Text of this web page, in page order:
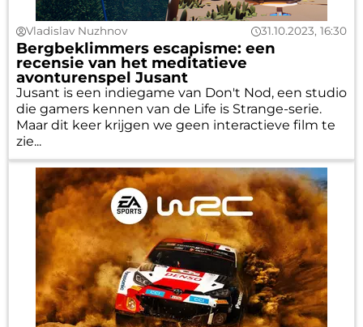
Vladislav Nuzhnov 31.10.2023, 16:30
Bergbeklimmers escapisme: een
recensie van het meditatieve
avonturenspel Jusant
Jusant is een indiegame van Don't Nod, een studio
die gamers kennen van de Life is Strange-serie.
Maar dit keer krijgen we geen interactieve film te
zie...